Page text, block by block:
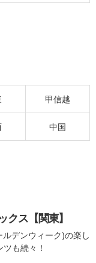
甲信越
中国
クス【関東】
デンウィーク)の楽し
も続々！